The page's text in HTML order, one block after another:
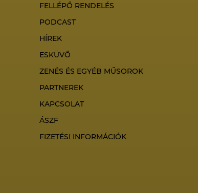
FELLÉPŐ RENDELÉS
PODCAST
HÍREK
ESKÜVŐ
ZENÉS ÉS EGYÉB MŰSOROK
PARTNEREK
KAPCSOLAT
ÁSZF
FIZETÉSI INFORMÁCIÓK